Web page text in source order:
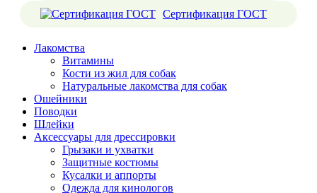
Сертификация ГОСТ
Лакомства
Витамины
Кости из жил для собак
Натуральные лакомства для собак
Ошейники
Поводки
Шлейки
Аксессуары для дрессировки
Грызаки и ухватки
Защитные костюмы
Кусалки и аппорты
Одежда для кинологов